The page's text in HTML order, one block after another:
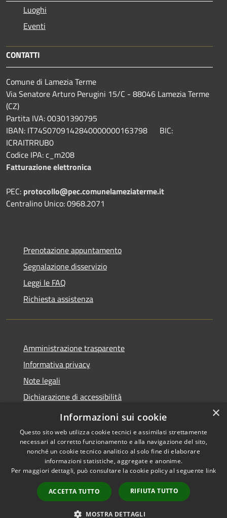
Luoghi
Eventi
CONTATTI
Comune di Lamezia Terme
Via Senatore Arturo Perugini 15/C - 88046 Lamezia Terme
(CZ)
Partita IVA: 00301390795
IBAN: IT74S0709142840000000163798 BIC:
ICRAITRRUB0
Codice IPA: c_m208
Fatturazione elettronica
PEC: protocollo@pec.comunelameziaterme.it
Centralino Unico: 0968.2071
Prenotazione appuntamento
Segnalazione disservizio
Leggi le FAQ
Richiesta assistenza
Amministrazione trasparente
Informativa privacy
Note legali
Dichiarazione di accessibilità
Feedback accessibilità
Accessibilità
Copyright © 2026 • Città di
Lamezia Terme • Powered by
Municipium•
Accesso
redazione
×
Informazioni sui cookie
Questo sito web utilizza cookie tecnici e assimilati strettamente
necessari al corretto funzionamento e alla navigazione del sito,
nonché un cookie tecnico analitico al solo fine di elaborare
informazioni statistiche, aggregate e anonime.
Per maggiori dettagli, può consultare la cookie policy al seguente link
ACCETTA TUTTO RIFIUTA TUTTO
MOSTRA DETTAGLI